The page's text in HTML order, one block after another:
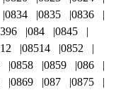
0834 0835
0836
084
0845
08514
0852
0858 0859
086
0869 087
0875